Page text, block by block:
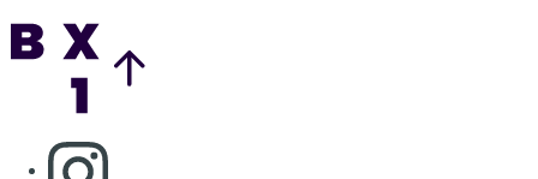
Consulter page Instagram